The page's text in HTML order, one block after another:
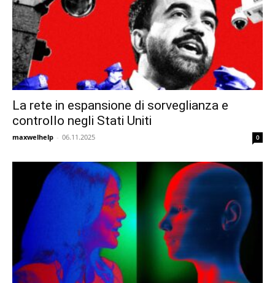
La rete in espansione di sorveglianza e
controllo negli Stati Uniti
maxwelhelp - 06.11.2025 0